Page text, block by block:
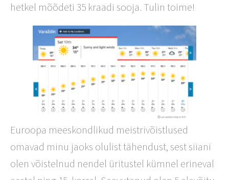
hetkel mõõdeti 35 kraadi sooja. Tulin toime!
Euroopa meeskondlikud meistrivõistlused
omavad minu jaoks olulist tähendust, sest siiani
olen võistelnud nendel üritustel kümnel erineval